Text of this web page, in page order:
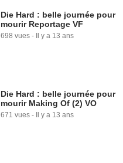
Die Hard : belle journée pour
mourir Reportage VF
698 vues - Il y a 13 ans
Die Hard : belle journée pour
mourir Making Of (2) VO
671 vues - Il y a 13 ans